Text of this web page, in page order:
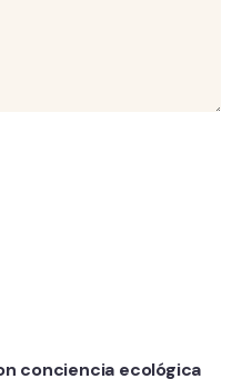
conciencia ecológica